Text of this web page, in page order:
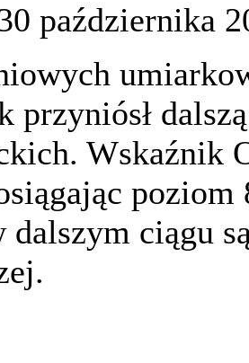
października
przyniósł
Wskaźnik
dalszym ciągu